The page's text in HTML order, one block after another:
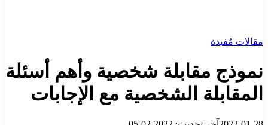
مقالات مُفيدة
نموذج مقابلة شخصية وأهم أسئلة
المقابلة الشخصية مع الإجابات